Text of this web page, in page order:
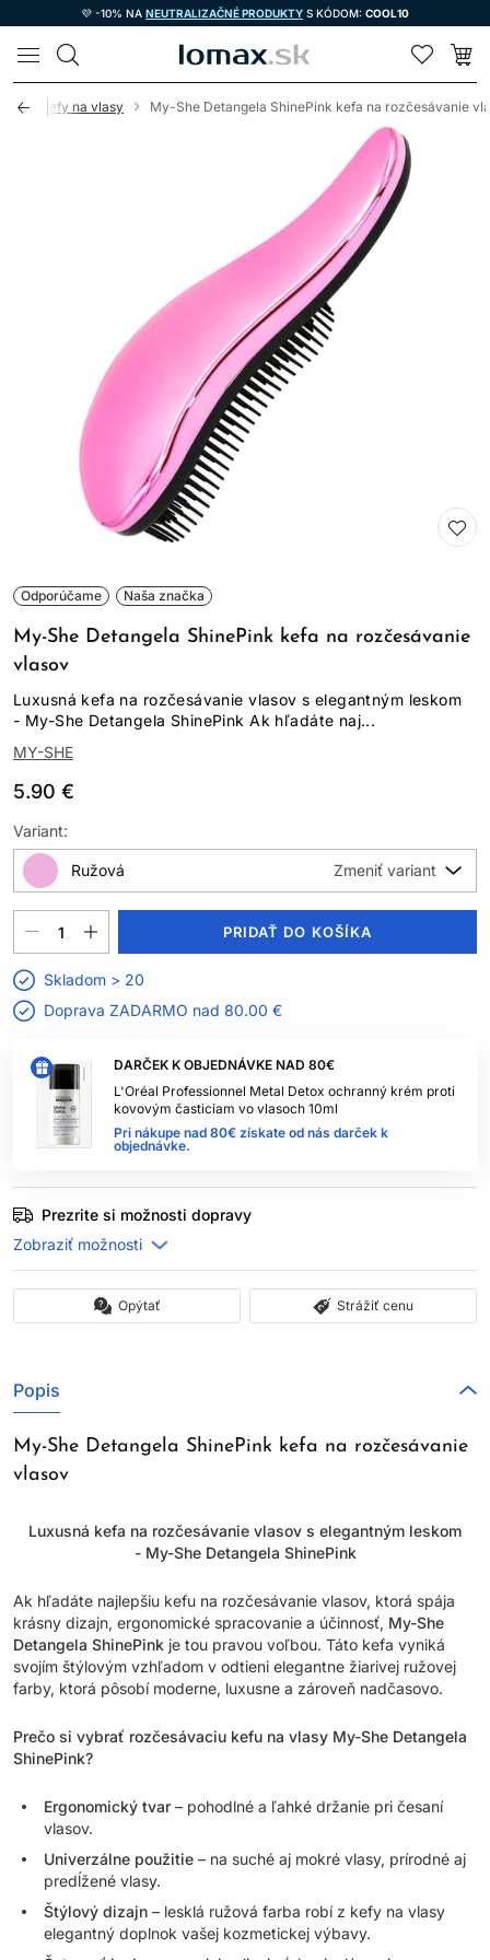
💜 -10% NA NEUTRALIZAČNÉ PRODUKTY S KÓDOM: COOL10
LOMAX
kefy na vlasy My-She Detangela ShinePink kefa na rozčesávanie
Odporúčame Naša značka
My-She Detangela ShinePink kefa na rozčesávanie
vlasov
Luxusná kefa na rozčesávanie vlasov s elegantným leskom
- My-She Detangela ShinePink Ak hľadáte naj...
MY-SHE
5.90 €
DARČEK K OBJEDNÁVKE NAD 80€
L'Oréal Professionnel Metal Detox ochranný krém proti
kovovým časticiam vo vlasoch 10ml
Pri nákupe nad 80€ získate od nás darček k
objednávke.
Variant:
Ružová
PRIDAŤ DO KOŠÍKA
Skladom > 20
Doprava ZADARMO nad 80.00 €
Prezrite si možnosti dopravy
Opýtať Strážiť cenu
Popis
My-She Detangela ShinePink kefa na rozčesávanie
vlasov
Luxusná kefa na rozčesávanie vlasov s elegantným leskom
- My-She Detangela ShinePink
Ak hľadáte najlepšiu kefu na rozčesávanie vlasov, ktorá spája
krásny dizajn, ergonomické spracovanie a účinnosť, My-She
Detangela ShinePink je tou pravou voľbou. Táto kefa vyniká
svojím štýlovým vzhľadom v odtieni elegantne žiarivej ružovej
farby, ktorá pôsobí moderne, luxusne a zároveň nadčasovo.
Prečo si vybrať rozčesávaciu kefu na vlasy My-She Detangela
ShinePink?
Ergonomický tvar – pohodlné a ľahké držanie pri česaní
vlasov.
Univerzálne použitie – na suché aj mokré vlasy, prírodné aj
predĺžené vlasy.
Štýlový dizajn – lesklá ružová farba robí z kefy na vlasy
elegantný doplnok vašej kozmetickej výbavy.